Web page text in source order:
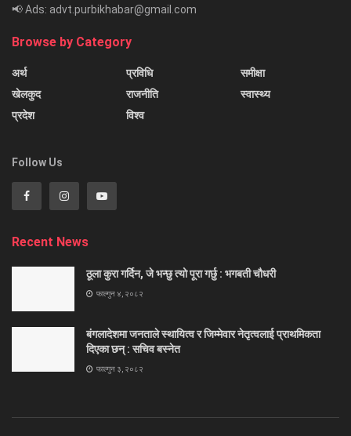
📢 Ads: advt.purbikhabar@gmail.com
Browse by Category
अर्थ
खेलकुद
प्रदेश
प्रविधि
राजनीति
विश्व
समीक्षा
स्वास्थ्य
Follow Us
Recent News
ठूला कुरा गर्दिन, जे भन्छु त्यो पूरा गर्छु : भगबती चौधरी
फाल्गुन ४, २०८२
बंगलादेशमा जनताले स्थायित्व र जिम्मेवार नेतृत्वलाई प्राथमिकता
दिएका छन् : सचिव बस्नेत
फाल्गुन ३, २०८२